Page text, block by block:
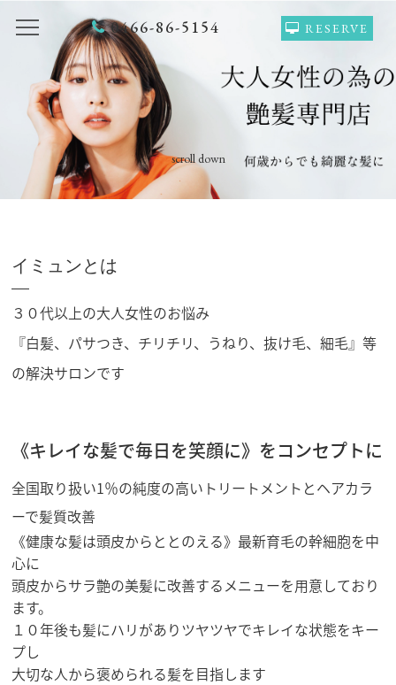
0466-86-5154 RESERVE
TOP VOICE
GALLERY MENU(NAIL)
MENU(HAIR) HAIR COLOR
STAFF
BLOG
CONCEPT
PRODUCT NAILGALLERY
scroll down
イミュンとは
３０代以上の大人女性のお悩み
『白髪、パサつき、チリチリ、うねり、抜け毛、細毛』等
の解決サロンです
《キレイな髪で毎日を笑顔に》をコンセプトに
全国取り扱い1％の純度の高いトリートメントとヘアカラ
ーで髪質改善
《健康な髪は頭皮からととのえる》最新育毛の幹細胞を中
心に
頭皮からサラ艶の美髪に改善するメニューを用意しており
ます。
１０年後も髪にハリがありツヤツヤでキレイな状態をキー
プし
大切な人から褒められる髪を目指します